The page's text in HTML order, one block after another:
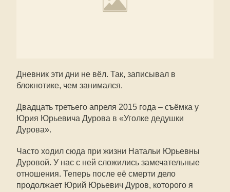
Дневник эти дни не вёл. Так, записывал в
блокнотике, чем занимался.
Двадцать третьего апреля 2015 года – съёмка у
Юрия Юрьевича Дурова в «Уголке дедушки
Дурова».
Часто ходил сюда при жизни Натальи Юрьевны
Дуровой. У нас с ней сложились замечательные
отношения. Теперь после её смерти дело
продолжает Юрий Юрьевич Дуров, которого я